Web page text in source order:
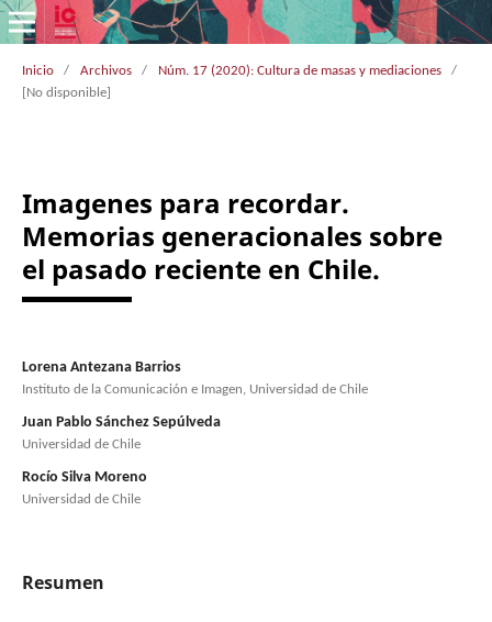
Inicio / Archivos / Núm. 17 (2020): Cultura de masas y mediaciones
/
[No disponible]
Imagenes para recordar.
Memorias generacionales sobre
el pasado reciente en Chile.
Lorena Antezana Barrios
Instituto de la Comunicación e Imagen, Universidad de Chile
Juan Pablo Sánchez Sepúlveda
Universidad de Chile
Rocío Silva Moreno
Universidad de Chile
Resumen